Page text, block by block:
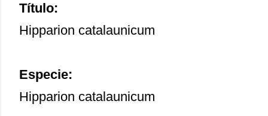
Título:
Hipparion catalaunicum
Especie:
Hipparion catalaunicum